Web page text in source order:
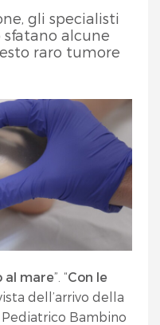
gli specialisti
alcune
raro tumore
al mare”. “Con le
dell’arrivo della
Pediatrico Bambino